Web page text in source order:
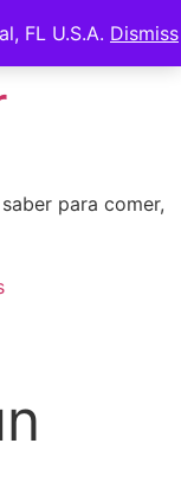
FL U.S.A. Dismiss
-
para comer,